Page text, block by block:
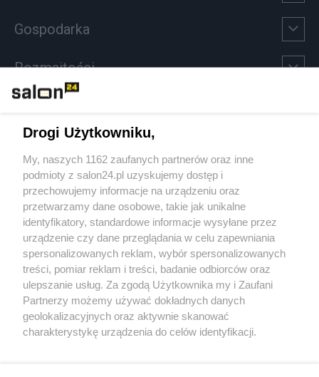
Gospodarka
Rozmaitości
Sport
Społeczeństwo
Kultura
X Facebook Instagram Youtube
Drogi Użytkowniku,
My, naszych 1162 zaufanych partnerów oraz inne
podmioty z salon24.pl uzyskujemy dostęp i
przechowujemy informacje na urządzeniu oraz
przetwarzamy dane osobowe, takie jak unikalne
identyfikatory, standardowe informacje wysyłane przez
urządzenie czy dane przeglądania w celu zapewniania
spersonalizowanych reklam, wybór spersonalizowanych
treści, pomiar reklam i treści, badanie odbiorców oraz
ulepszanie usług. Za zgodą Użytkownika my i Zaufani
Partnerzy możemy używać dokładnych danych
geolokalizacyjnych oraz aktywnie skanować
charakterystykę urządzenia do celów identyfikacji.